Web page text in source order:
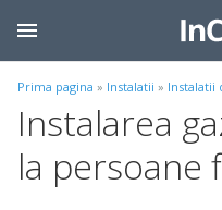
Prima pagina » Instalatii » Instalatii
Instalarea
la persoane